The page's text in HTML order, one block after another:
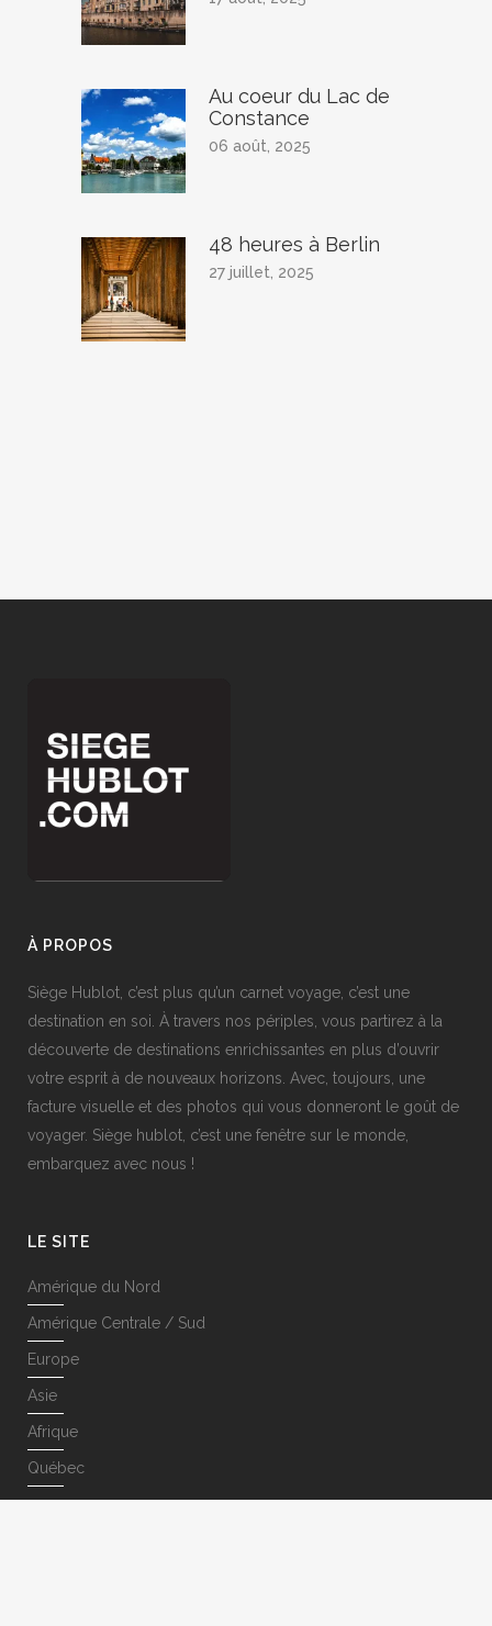
Au coeur du Lac de
Constance
06 août, 2025
48 heures à Berlin
27 juillet, 2025
À PROPOS
Siège Hublot, c’est plus qu’un carnet voyage, c’est une
destination en soi. À travers nos périples, vous partirez à la
découverte de destinations enrichissantes en plus d’ouvrir
votre esprit à de nouveaux horizons. Avec, toujours, une
facture visuelle et des photos qui vous donneront le goût de
voyager. Siège hublot, c’est une fenêtre sur le monde,
embarquez avec nous !
LE SITE
Amérique du Nord
Amérique Centrale / Sud
Europe
Asie
Afrique
Québec